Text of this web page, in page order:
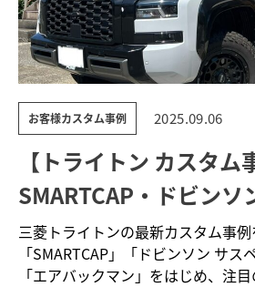
お客様カスタム事例 2025.09.06
【トライトン カスタム
SMARTCAP・ドビンソ
クマンで完成する本格
三菱トライトンの最新カスタム事例
「SMARTCAP」「ドビンソン サス
「エアバックマン」をはじめ、注